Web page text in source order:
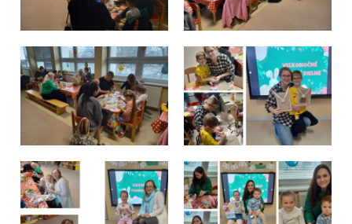
Školská jedáleň
Jedálny lístok
Kontakt
Ochrana osobných
údajov – GDPR
Vzdelávanie
zamestnancov